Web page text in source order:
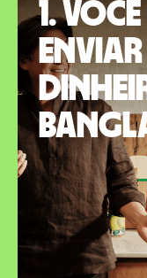
1.
enviar